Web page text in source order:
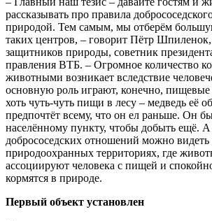
рассказывать про правила
природой. Тем самым, мы отберём
таких центров, – говорит Пётр
защитников природы, советник
правления ВТБ. – Огромное количество
животными возникает вследствие
основную роль играют, конечно,
хоть чуть-чуть пищи в лесу – медведь её
предпочтёт всему, что он ел раньше. Он
населённому пункту, чтобы добыть ещё.
добрососедских отношений можно видеть
природоохранных территориях, где
ассоциируют человека с пищей и
кормятся в природе.
Первый объект установлен